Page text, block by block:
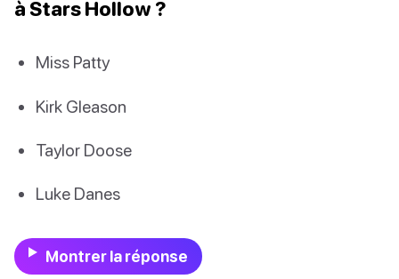
à Stars Hollow ?
Miss Patty
Kirk Gleason
Taylor Doose
Luke Danes
Montrer la réponse